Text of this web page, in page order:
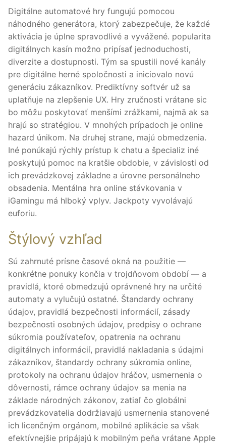
Digitálne automatové hry fungujú pomocou
náhodného generátora, ktorý zabezpečuje, že každé
aktivácia je úplne spravodlivé a vyvážené. popularita
digitálnych kasín možno pripísať jednoduchosti,
diverzite a dostupnosti. Tým sa spustili nové kanály
pre digitálne herné spoločnosti a iniciovalo novú
generáciu zákazníkov. Prediktívny softvér už sa
uplatňuje na zlepšenie UX. Hry zručnosti vrátane sic
bo môžu poskytovať menšími zrážkami, najmä ak sa
hrajú so stratégiou. V mnohých prípadoch je online
hazard únikom. Na druhej strane, majú obmedzenia.
Iné ponúkajú rýchly prístup k chatu a špecializ iné
poskytujú pomoc na kratšie obdobie, v závislosti od
ich prevádzkovej základne a úrovne personálneho
obsadenia. Mentálna hra online stávkovania v
iGamingu má hlboký vplyv. Jackpoty vyvolávajú
euforiu.
Štýlový vzhľad
Sú zahrnuté prísne časové okná na použitie —
konkrétne ponuky končia v trojdňovom období — a
pravidlá, ktoré obmedzujú oprávnené hry na určité
automaty a vylučujú ostatné. Štandardy ochrany
údajov, pravidlá bezpečnosti informácií, zásady
bezpečnosti osobných údajov, predpisy o ochrane
súkromia používateľov, opatrenia na ochranu
digitálnych informácií, pravidlá nakladania s údajmi
zákazníkov, štandardy ochrany súkromia online,
protokoly na ochranu údajov hráčov, usmernenia o
dôvernosti, rámce ochrany údajov sa menia na
základe národných zákonov, zatiaľ čo globálni
prevádzkovatelia dodržiavajú usmernenia stanovené
ich licenčným orgánom, mobilné aplikácie sa však
efektívnejšie pripájajú k mobilným peňa vrátane Apple